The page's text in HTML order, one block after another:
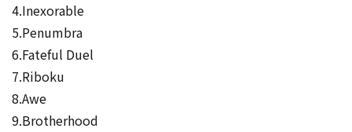
4.Inexorable
5.Penumbra
6.Fateful Duel
7.Riboku
8.Awe
9.Brotherhood